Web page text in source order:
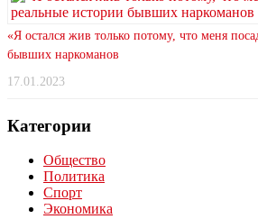
«Я остался жив только потому, что меня
бывших наркоманов
17.01.2023
Категории
Общество
Политика
Спорт
Экономика